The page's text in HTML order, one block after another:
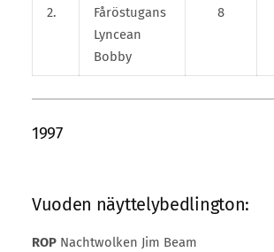
2.
Fåröstugans
Lyncean
Bobby
8
1997
Vuoden näyttelybedlington:
ROPNachtwolken Jim Beam